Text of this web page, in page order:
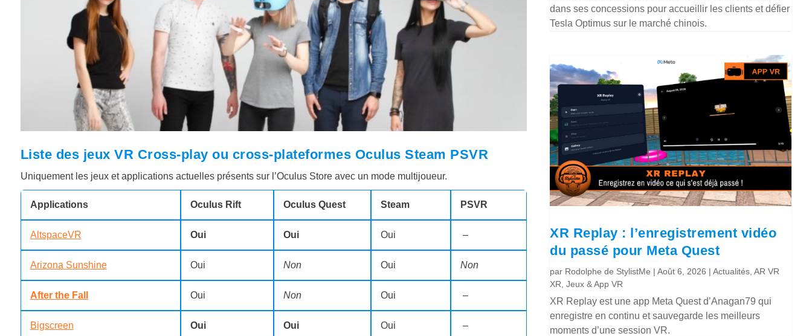
Liste des jeux VR Cross-play ou cross-plateformes Oculus Steam PSVR
Uniquement les jeux et applications actuelles présents sur l’Oculus Store avec un mode multijoueur.
Applications Oculus Rift Oculus Quest Steam PSVR
AltspaceVR Oui Oui Oui –
Arizona Sunshine Oui Non Oui Non
After the Fall Oui Non Oui –
Bigscreen Oui Oui Oui –
dans ses concessions pour accueillir les clients et défier
Tesla Optimus sur le marché chinois.
XR Replay : l’enregistrement vidéo
du passé pour Meta Quest
par Rodolphe de StylistMe |Août 6, 2026 |Actualités ,AR VR
XR ,Jeux & App VR
XR Replay est une app Meta Quest d’Anagan79 qui
enregistre en continu et sauvegarde les meilleurs
moments d’une session VR.